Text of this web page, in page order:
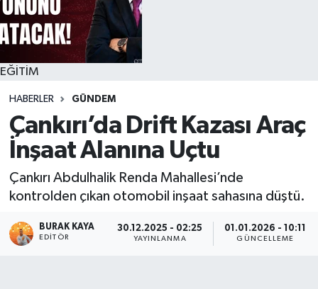
EĞİTİM
HABERLER GÜNDEM
Çankırı’da Drift Kazası Araç
İnşaat Alanına Uçtu
Çankırı Abdulhalik Renda Mahallesi’nde
kontrolden çıkan otomobil inşaat sahasına düştü.
BURAK KAYA
EDITÖR
30.12.2025 - 02:25
YAYINLANMA
01.01.2026 - 10:11
GÜNCELLEME